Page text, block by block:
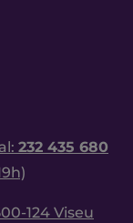
232 435 680
124 Viseu